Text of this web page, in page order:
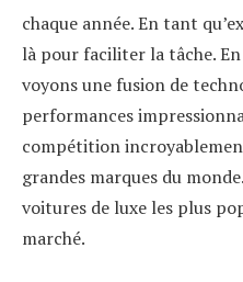
chaque année. En tant
là pour faciliter la tâche.
voyons une fusion de
performances
compétition
grandes marques du
voitures de luxe les plus
marché.